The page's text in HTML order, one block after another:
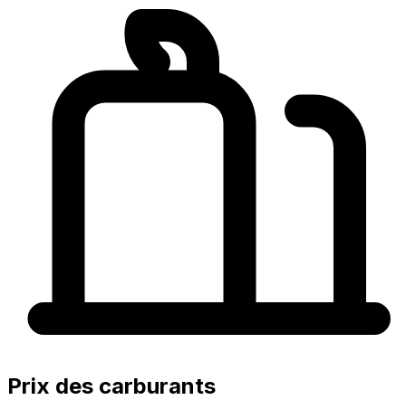
Prix des carburants